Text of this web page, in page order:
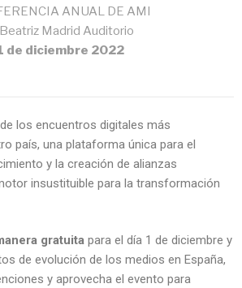
ANUAL DE AMI
Beatriz Madrid Auditorio
de diciembre 2022
los encuentros digitales más
país, una plataforma única para el
y la creación de alianzas
insustituible para la transformación
gratuita para el día 1 de diciembre y
de evolución de los medios en España,
y aprovecha el evento para